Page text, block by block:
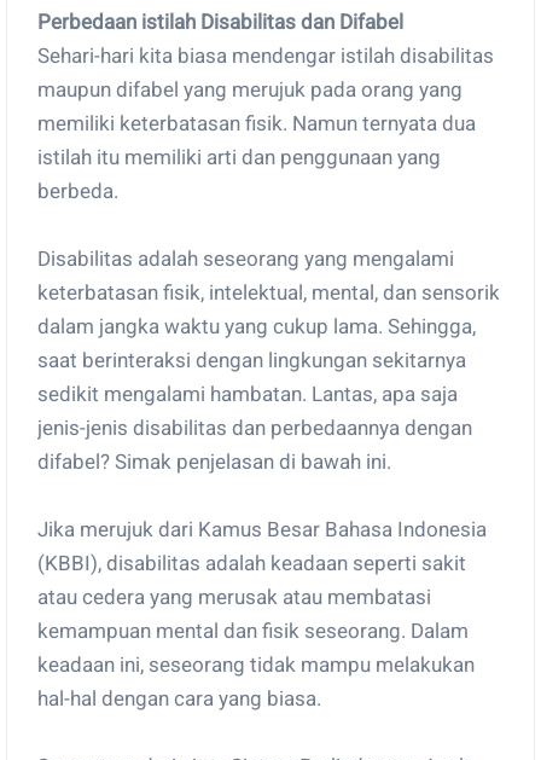
Perbedaan istilah Disabilitas dan Difabel
Sehari-hari kita biasa mendengar istilah disabilitas
maupun difabel yang merujuk pada orang yang
memiliki keterbatasan fisik. Namun ternyata dua
istilah itu memiliki arti dan penggunaan yang
berbeda.
Disabilitas adalah seseorang yang mengalami
keterbatasan fisik, intelektual, mental, dan sensorik
dalam jangka waktu yang cukup lama. Sehingga,
saat berinteraksi dengan lingkungan sekitarnya
sedikit mengalami hambatan. Lantas, apa saja
jenis-jenis disabilitas dan perbedaannya dengan
difabel? Simak penjelasan di bawah ini.
Jika merujuk dari Kamus Besar Bahasa Indonesia
(KBBI), disabilitas adalah keadaan seperti sakit
atau cedera yang merusak atau membatasi
kemampuan mental dan fisik seseorang. Dalam
keadaan ini, seseorang tidak mampu melakukan
hal-hal dengan cara yang biasa.